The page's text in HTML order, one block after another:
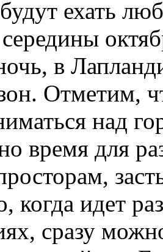
ехать
в
Отметим,
над
время для
когда идет
сразу